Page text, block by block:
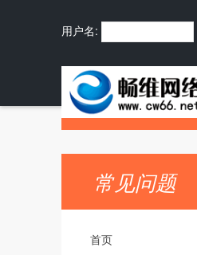
用户名:
常见问题
首页